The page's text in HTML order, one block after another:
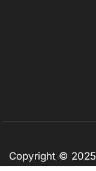
Copyright © 2025